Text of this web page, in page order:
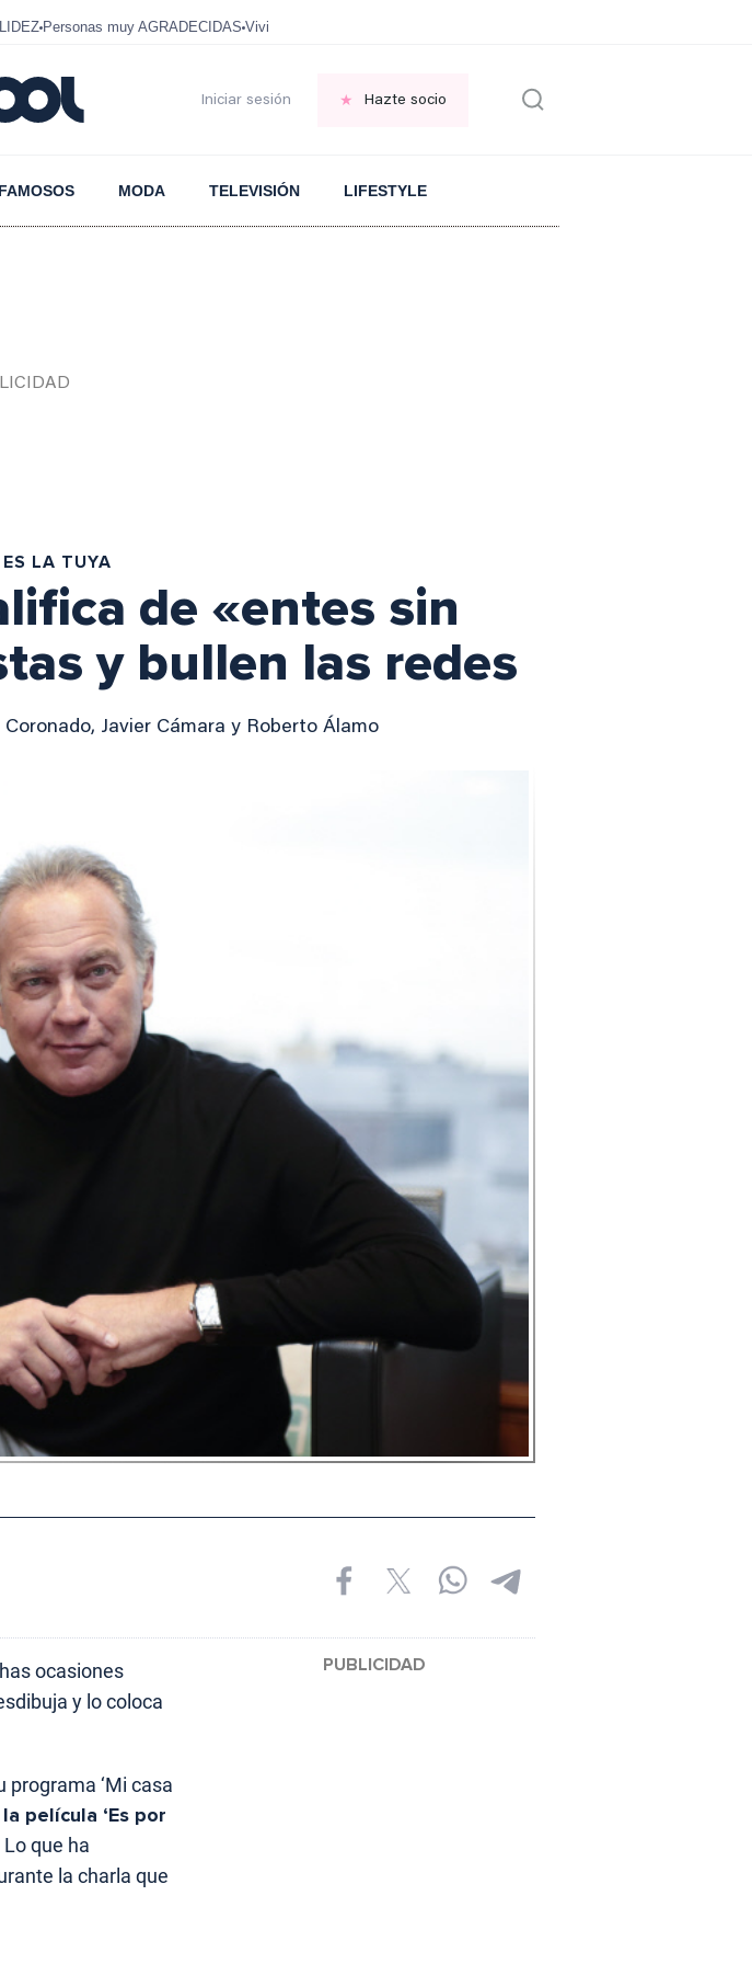
Personas muy AGRADECIDAS Vivir GRATIS en una ISLA en GRECIA
Iniciar sesión Hazte socio
FAMOSOS MODA TELEVISIÓN LIFESTYLE
LA TUYA
de «entes sin
y bullen las redes
Javier Cámara y Roberto Álamo
ocasiones
y lo coloca
programa ‘Mi casa
película ‘Es por
que ha
la charla que